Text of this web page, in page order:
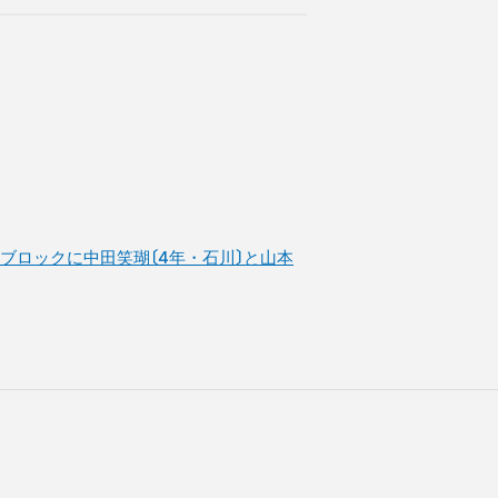
ロックに中田笑瑚〔4年・石川〕と山本